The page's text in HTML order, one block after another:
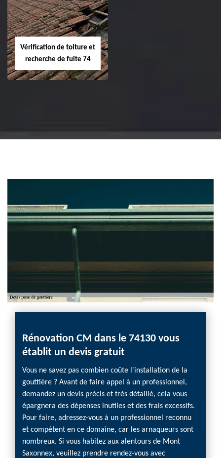
Vérification de toiture et
recherche de fuite 74
Rénovation CM dans le 74130 vous
établit un devis gratuit
Vous ne savez pas combien coûte l'installation de la
gouttière ? Avant de faire appel à un professionnel,
demandez un devis précis et très détaillé, cela vous
épargnera des dépenses inutiles et des frais excessifs.
Pour faire, adressez-vous à un professionnel reconnu
et compétent en ce domaine, car les arnaqueurs sont
nombreux. Si vous habitez aux alentours de Mont
Saxonnex, veuillez prendre rendez-vous avec